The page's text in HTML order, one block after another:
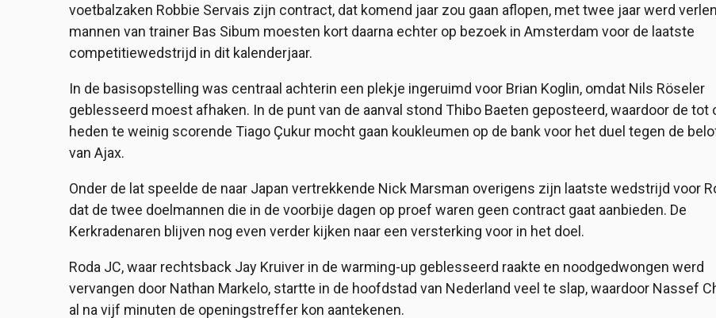
voetbalzaken Robbie Servais zijn contract, dat komend jaar zou gaan aflopen, met twee jaar werd
mannen van trainer Bas Sibum moesten kort daarna echter op bezoek in Amsterdam voor de laatste
competitiewedstrijd in dit kalenderjaar.
In de basisopstelling was centraal achterin een plekje ingeruimd voor Brian Koglin, omdat Nils Röseler
geblesseerd moest afhaken. In de punt van de aanval stond Thibo Baeten geposteerd, waardoor de tot
heden te weinig scorende Tiago Çukur mocht gaan koukleumen op de bank voor het duel tegen de
van Ajax.
Onder de lat speelde de naar Japan vertrekkende Nick Marsman overigens zijn laatste wedstrijd voor
dat de twee doelmannen die in de voorbije dagen op proef waren geen contract gaat aanbieden. De
Kerkradenaren blijven nog even verder kijken naar een versterking voor in het doel.
Roda JC, waar rechtsback Jay Kruiver in de warming-up geblesseerd raakte en noodgedwongen werd
vervangen door Nathan Markelo, startte in de hoofdstad van Nederland veel te slap, waardoor Nassef
al na vijf minuten de openingstreffer kon aantekenen.